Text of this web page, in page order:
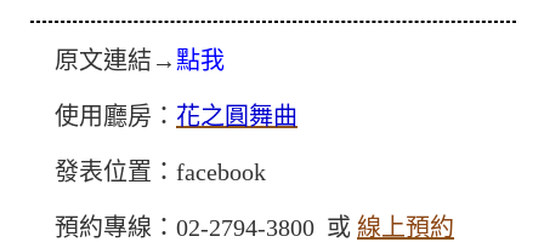
原文連結→ 點我
使用廳房： 花之圓舞曲
發表位置：facebook
預約專線：02-2794-3800 或 線上預約